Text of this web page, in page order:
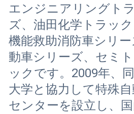
エンジニアリングト
ズ、油田化学トラッ
機能救助消防車シリ
動車シリーズ、セミ
ックです。2009年、
大学と協力して特殊
センターを設立し、